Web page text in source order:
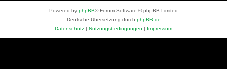
Powered by phpBB® Forum Software © phpBB Limited
Deutsche Übersetzung durch phpBB.de
Datenschutz | Nutzungsbedingungen | Impressum